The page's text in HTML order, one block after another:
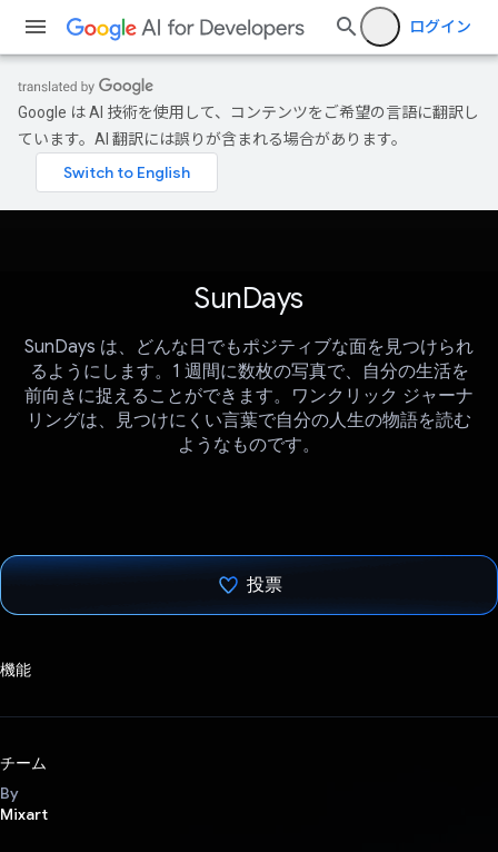
ログイン
Google は AI 技術を使用して、コンテンツをご希望の言語に翻訳し
ています。AI 翻訳には誤りが含まれる場合があります。
SunDays
SunDays は、どんな日でもポジティブな面を見つけられ
るようにします。1 週間に数枚の写真で、自分の生活を
前向きに捉えることができます。ワンクリック ジャーナ
リングは、見つけにくい言葉で自分の人生の物語を読む
ようなものです。
投票
機能
チーム
By
Mixart